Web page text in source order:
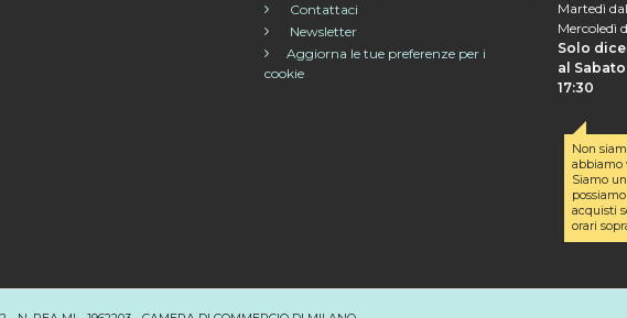
Contattaci
Newsletter
Aggiorna le tue preferenze per i
cookie
Martedì
Mercoledì
Solo
al
17:30
Non
abbiamo
Siamo
acquisti
orari